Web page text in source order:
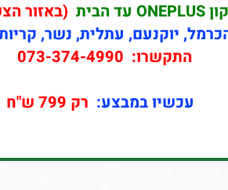
ONEPLUS עד הבית
(באזור
יוקנעם, עתלית, נשר,
התקשרו: 073-374-4990
עכשיו במבצע: רק 799 ש"ח